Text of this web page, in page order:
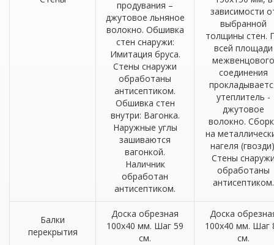
продувания –
джутовое льняное
волокно. Обшивка
стен снаружи:
Имитация бруса.
Стены снаружи
обработаны
антисептиком.
Обшивка стен
внутри: Вагонка.
Наружные углы
зашиваются
вагонкой.
Наличник
обработан
антисептиком.
зависимости
выбранной
толщины стен.
всей площади
межвенцового
соединения
утеплитель -
джутовое
волокно.
на
нагеля
Стены
обработаны
антисептиком.
Балки
перекрытия
Доска обрезная
100х40 мм. Шаг 59
см.
Доска
100х40 мм. Шаг
см.